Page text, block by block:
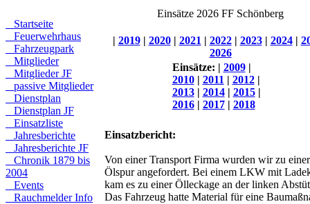
Startseite
Feuerwehrhaus
Fahrzeugpark
Mitglieder
Mitglieder JF
passive Mitglieder
Dienstplan
Dienstplan JF
Einsatzliste
Jahresberichte
Jahresberichte JF
Chronik 1879 bis
2004
Events
Rauchmelder Info
Einsätze 2026 FF Schönberg
| 2019| 2020| 2021 | 2022| 2023| 2024|
2026
Einsätze: | 2009|
2010| 2011 | 2012|
2013| 2014| 2015|
2016| 2017| 2018
Einsatzbericht:
Von einer Transport Firma wurden wir zu einer
Ölspur angefordert. Bei einem LKW mit
kam es zu einer Ölleckage an der linken
Das Fahrzeug hatte Material für eine